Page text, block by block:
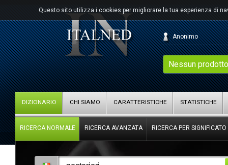
Questo sito utilizza i cookies per migliorare la tua esperienza di
Nessun
Anonimo
DIZIONARIO CHI SIAMO CARATTERISTICHE STATISTICHE
RICERCA NORMALE RICERCA AVANZATA RICERCA PER SIGNIFICATO